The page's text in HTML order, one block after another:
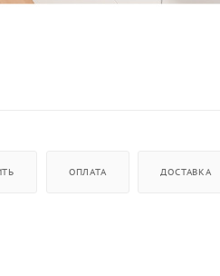
ОПЛАТА ДОСТАВКА